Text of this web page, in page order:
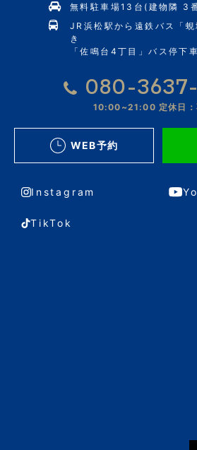
無料駐車場13台(建物隣 3
JR浜松駅から遠鉄バス「
き
「佐鳴台4丁目」バス停下
080-
10:00~21:00 定休日
WEB予約
Instagram
TikTok